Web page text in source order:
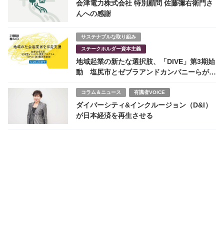
会津電力株式会社 特別顧問 佐藤彌右衛門さ
んへの感謝
サステナブルな取り組み
ステークホルダー資本主義
地域起業の新たな選択肢、「DIVE」第3期始
動 塩尻市とゼブラアンドカンパニーらが地
コラム＆ニュース 有識者VOICE
ダイバーシティ&インクルージョン（D&I）
が日本経済を再生させる